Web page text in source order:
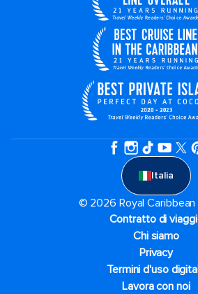
Italia
© 2026 Royal Caribbean
Contratto di
Chi siamo
Privacy
Termini d'uso
Lavora con noi